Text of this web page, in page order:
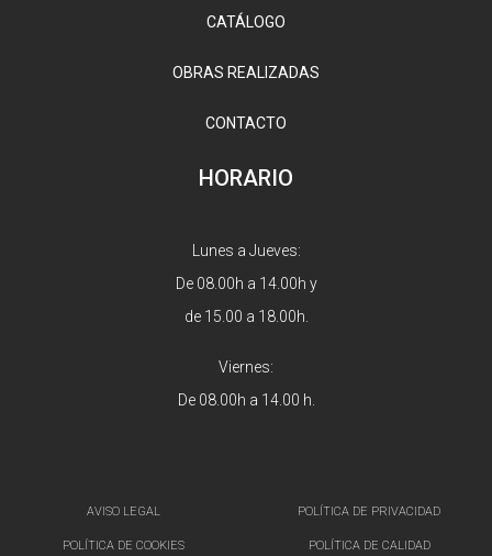
CATÁLOGO
OBRAS REALIZADAS
CONTACTO
HORARIO
Lunes a Jueves:
De 08.00h a 14.00h y
de 15.00 a 18.00h.
Viernes:
De 08.00h a 14.00 h.
AVISO LEGAL POLÍTICA DE PRIVACIDAD
POLÍTICA DE COOKIES POLÍTICA DE CALIDAD